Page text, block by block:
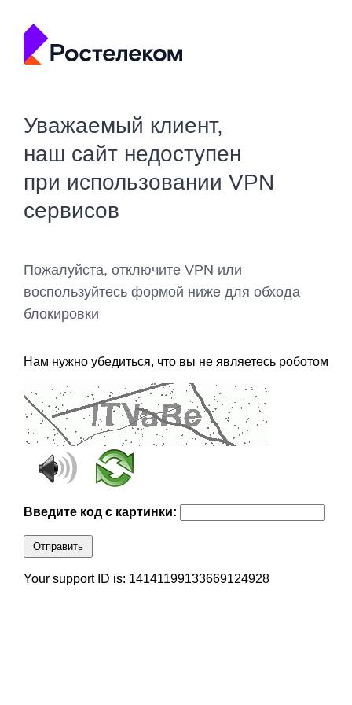
Уважаемый клиент,
наш сайт недоступен
при использовании VPN
сервисов
Пожалуйста, отключите VPN или
воспользуйтесь формой ниже для обхода
блокировки
Нам нужно убедиться, что вы не являетесь роботом
Введите код с картинки:
Отправить
Your support ID is: 14141199133669124928